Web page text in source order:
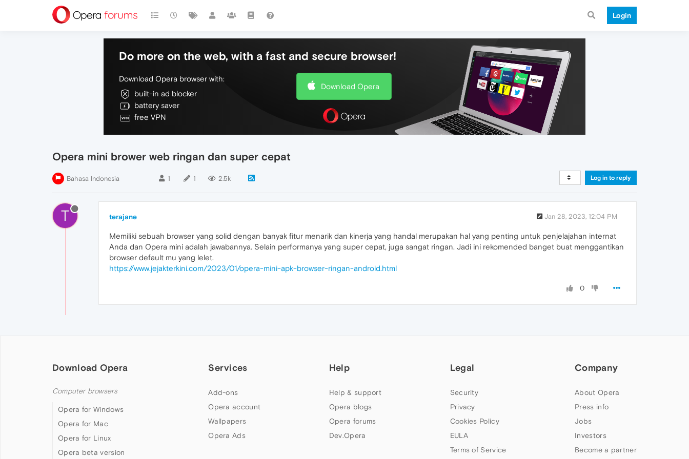
Login
Do more on the web, with a fast and secure browser!
Download Opera browser with:
built-in ad blocker
battery saver
free VPN
Download Opera
Opera mini brower web ringan dan super cepat
Bahasa Indonesia 1 1 2.5k Log in to reply
T terajane Jan 28, 2023, 12:04 PM
Memiliki sebuah browser yang solid dengan banyak fitur menarik dan kinerja yang handal merupakan hal yang penting untuk penjelajahan internat
Anda dan Opera mini adalah jawabannya. Selain performanya yang super cepat, juga sangat ringan. Jadi ini rekomended banget buat menggantikan
browser default mu yang lelet.
https://www.jejakterkini.com/2023/01/opera-mini-apk-browser-ringan-android.html
0
Download Opera
Computer browsers
Opera for Windows
Opera for Mac
Opera for Linux
Opera beta version
Services
Add-ons
Opera account
Wallpapers
Opera Ads
Help
Help & support
Opera blogs
Opera forums
Dev.Opera
Legal
Security
Privacy
Cookies Policy
EULA
Terms of Service
Company
About Opera
Press info
Jobs
Investors
Become a partner